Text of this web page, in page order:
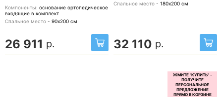
Компоненты: основание ортопедическое
входящие в комплект
Спальное место - 90х200 см
26 911 р.
Спальное место - 180х200 см
32 110 р.